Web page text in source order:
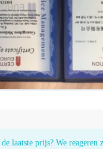
laatste prijs? We